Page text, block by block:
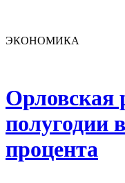
ЭКОНОМИКА
Орловская
полугодии
процента